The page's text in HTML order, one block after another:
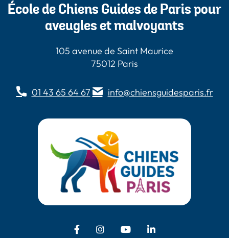
École de Chiens Guides de Paris pour
aveugles et malvoyants
105 avenue de Saint Maurice
75012 Paris
01 43 65 64 67 info@chiensguidesparis.fr
Facebook - Chiens Guides Paris
Instagram - Chiens Guides
Youtube - Chiens